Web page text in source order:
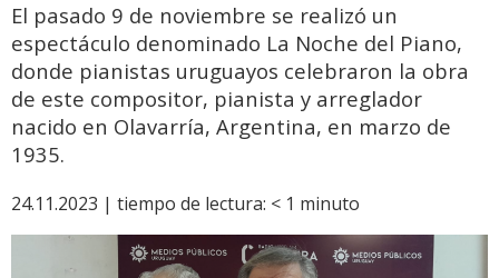
El pasado 9 de noviembre se realizó un
espectáculo denominado La Noche del Piano,
donde pianistas uruguayos celebraron la obra
de este compositor, pianista y arreglador
nacido en Olavarría, Argentina, en marzo de
1935.
24.11.2023 | tiempo de lectura: < 1 minuto